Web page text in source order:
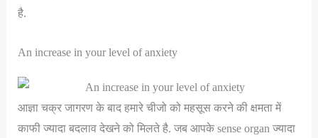
है.
An increase in your level of anxiety
आज्ञा चक्र जागरण के बाद हमारे चीजो को महसूस करने की क्षमता में
काफी ज्यादा बदलाव देखने को मिलते है. जब आपके sense organ ज्यादा